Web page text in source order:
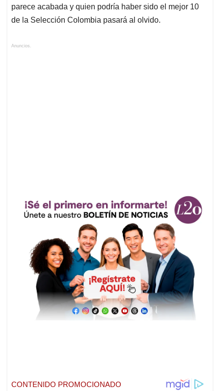
parece acabada y quien podría haber sido el mejor 10
de la Selección Colombia pasará al olvido.
Anuncios.